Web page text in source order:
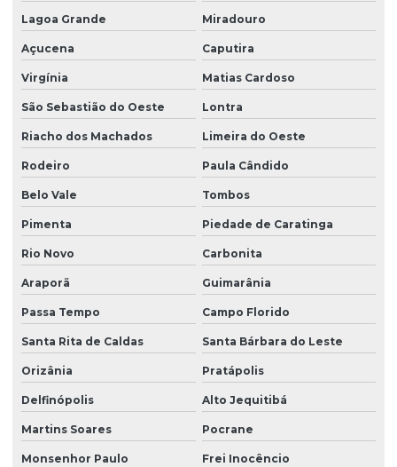
Lagoa Grande Miradouro
Açucena Caputira
Virgínia Matias Cardoso
São Sebastião do Oeste Lontra
Riacho dos Machados Limeira do Oeste
Rodeiro Paula Cândido
Belo Vale Tombos
Pimenta Piedade de Caratinga
Rio Novo Carbonita
Araporã Guimarânia
Passa Tempo Campo Florido
Santa Rita de Caldas Santa Bárbara do Leste
Orizânia Pratápolis
Delfinópolis Alto Jequitibá
Martins Soares Pocrane
Monsenhor Paulo Frei Inocêncio